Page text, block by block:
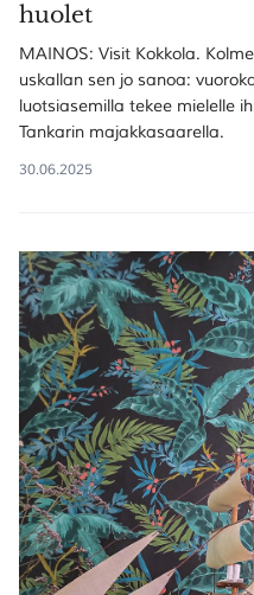
huolet
MAINOS: Visit Kokkola.
uskallan sen jo sanoa:
luotsiasemilla tekee mielelle
Tankarin majakkasaarella.
30.06.2025